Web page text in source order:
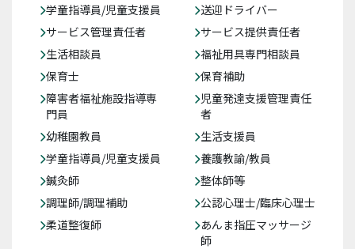
学童指導員/児童支援員
送迎ドライバー
サービス管理責任者
サービス提供責任者
生活相談員
福祉用具専門相談員
保育士
保育補助
障害者福祉施設指導専
門員
児童発達支援管理責任
者
幼稚園教員
生活支援員
学童指導員/児童支援員
養護教諭/教員
鍼灸師
整体師等
調理師/調理補助
公認心理士/臨床心理士
柔道整復師
あんま指圧マッサージ
師